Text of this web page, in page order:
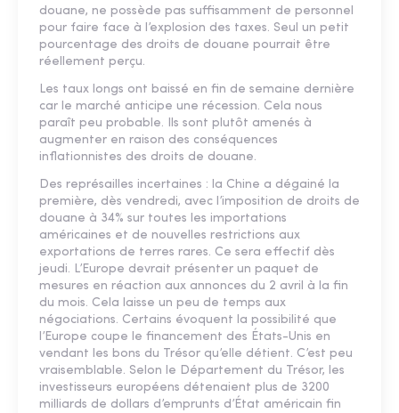
douane, ne possède pas suffisamment de personnel
pour faire face à l’explosion des taxes. Seul un petit
pourcentage des droits de douane pourrait être
réellement perçu.
Les taux longs ont baissé en fin de semaine dernière
car le marché anticipe une récession. Cela nous
paraît peu probable. Ils sont plutôt amenés à
augmenter en raison des conséquences
inflationnistes des droits de douane.
Des représailles incertaines : la Chine a dégainé la
première, dès vendredi, avec l’imposition de droits de
douane à 34% sur toutes les importations
américaines et de nouvelles restrictions aux
exportations de terres rares. Ce sera effectif dès
jeudi. L’Europe devrait présenter un paquet de
mesures en réaction aux annonces du 2 avril à la fin
du mois. Cela laisse un peu de temps aux
négociations. Certains évoquent la possibilité que
l’Europe coupe le financement des États-Unis en
vendant les bons du Trésor qu’elle détient. C’est peu
vraisemblable. Selon le Département du Trésor, les
investisseurs européens détenaient plus de 3200
milliards de dollars d’emprunts d’État américain fin